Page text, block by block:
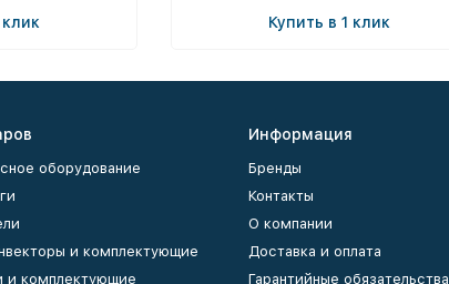
клик Купить в 1 клик
оборудование
и комплектующие
и комплектующие
Информация
Бренды
Контакты
О компании
Доставка и оплата
Гарантийные обязательства